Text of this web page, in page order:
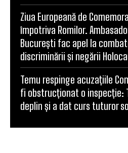
Ziua Europeană de
împotriva Romilor.
București fac apel la
discriminării și negării
Temu respinge acuzațiile
fi obstrucționat o inspecție:
deplin și a dat curs tuturor